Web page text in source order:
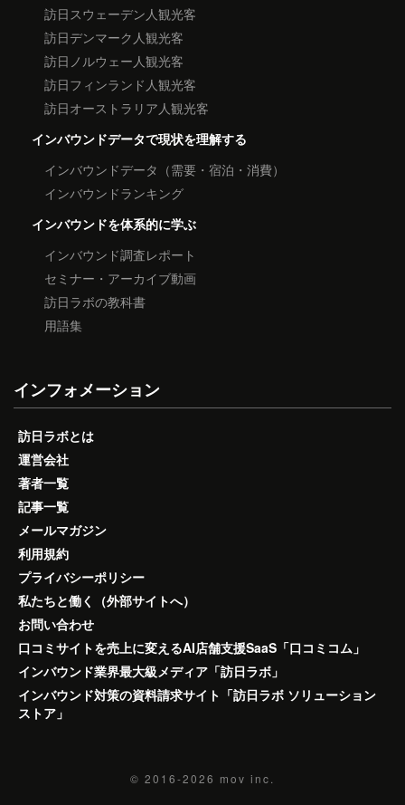
訪日スウェーデン人観光客
訪日デンマーク人観光客
訪日ノルウェー人観光客
訪日フィンランド人観光客
訪日オーストラリア人観光客
インバウンドデータで現状を理解する
インバウンドデータ（需要・宿泊・消費）
インバウンドランキング
インバウンドを体系的に学ぶ
インバウンド調査レポート
セミナー・アーカイブ動画
訪日ラボの教科書
用語集
インフォメーション
訪日ラボとは
運営会社
著者一覧
記事一覧
メールマガジン
利用規約
プライバシーポリシー
私たちと働く（外部サイトへ）
お問い合わせ
口コミサイトを売上に変えるAI店舗支援SaaS「口コミコム」
インバウンド業界最大級メディア「訪日ラボ」
インバウンド対策の資料請求サイト「訪日ラボ ソリューション
ストア」
© 2016-2026 mov inc.